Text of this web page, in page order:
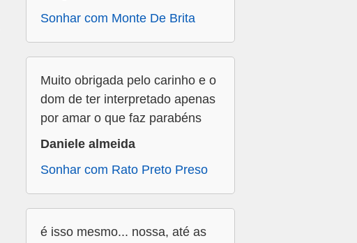
Sonhar com Monte De Brita
Muito obrigada pelo carinho e o
dom de ter interpretado apenas
por amar o que faz parabéns
Daniele almeida
Sonhar com Rato Preto Preso
é isso mesmo... nossa, até as